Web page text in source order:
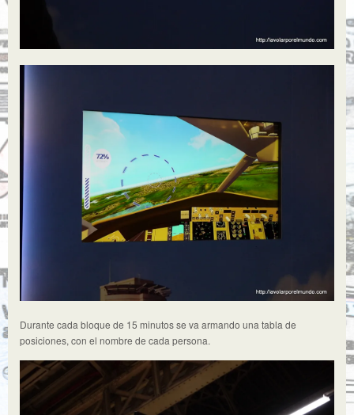
Durante cada bloque de 15 minutos se va armando una tabla de
posiciones, con el nombre de cada persona.